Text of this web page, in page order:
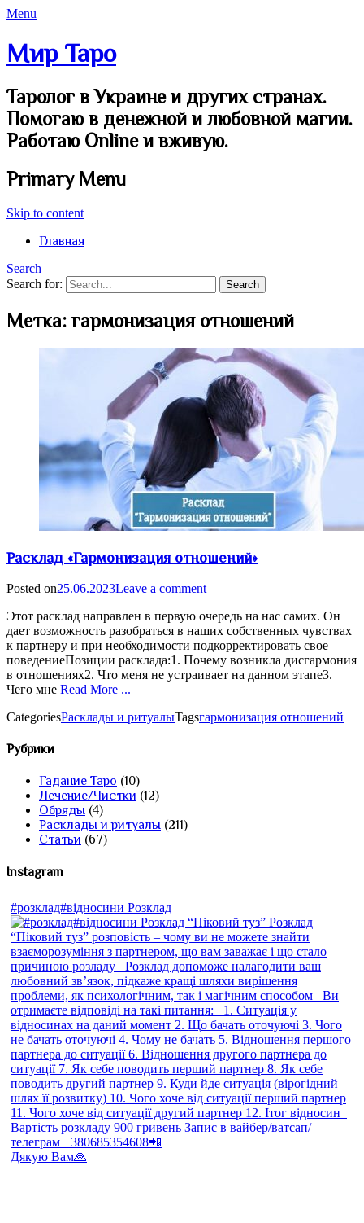
Menu
Мир Таро
Таролог в Украине и других странах.
Помогаю в денежной и любовной магии.
Работаю Online и вживую.
Primary Menu
Skip to content
Главная
Search
Search for:
Метка: гармонизация отношений
Расклад «Гармонизация отношений»
Posted on25.06.2023Leave a comment
Этот расклад направлен в первую очередь на нас самих. Он
дает возможность разобраться в наших собственных чувствах
к партнеру и при необходимости подкорректировать свое
поведениеПозиции расклада:1. Почему возникла дисгармония
в отношениях2. Что меня не устраивает на данном этапе3.
Чего мне Read More ...
CategoriesРасклады и ритуалыTagsгармонизация отношений
Рубрики
Гадание Таро (10)
Лечение/Чистки (12)
Обряды (4)
Расклады и ритуалы (211)
Статьи (67)
Instagram
#розклад#відносини Розклад
Дякую Вам🙏